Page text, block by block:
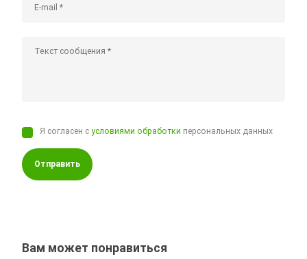
Я согласен сусловиями обработки персональных данных
Отправить
Вам может понравиться